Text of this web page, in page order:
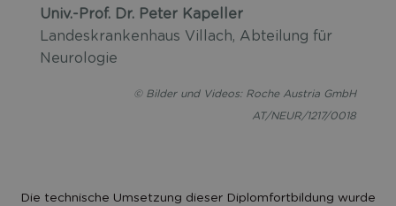
Univ.-Prof. Dr. Peter Kapeller
Landeskrankenhaus Villach, Abteilung für
Neurologie
© Bilder und Videos: Roche Austria GmbH
AT/NEUR/1217/0018
Die technische Umsetzung dieser Diplomfortbildung wurde